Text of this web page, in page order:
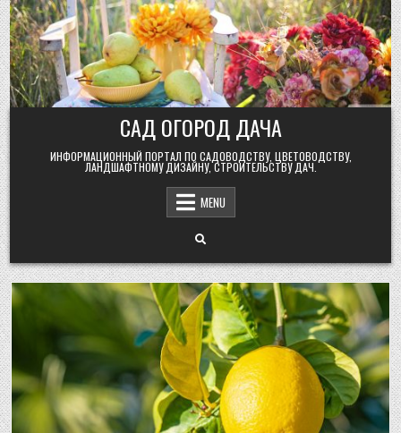
Skip
to
content
САД ОГОРОД ДАЧА
ИНФОРМАЦИОННЫЙ ПОРТАЛ ПО САДОВОДСТВУ, ЦВЕТОВОДСТВУ,
ЛАНДШАФТНОМУ ДИЗАЙНУ, СТРОИТЕЛЬСТВУ ДАЧ.
MENU